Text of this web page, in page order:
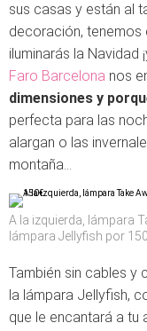
sus casas y están al
decoración, tenemos
iluminarás la Navidad
Faro Barcelona nos
dimensiones y
perfecta para las
alargan o las
montaña...
A la izquierda, lámpara
lámpara Jellyfish por
También sin cables y
la lámpara Jellyfish,
que le encantará a tu